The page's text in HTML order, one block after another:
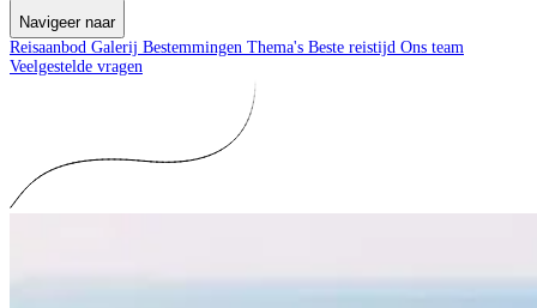
Navigeer naar
Reisaanbod Galerij Bestemmingen Thema's Beste reistijd Ons team
Veelgestelde vragen